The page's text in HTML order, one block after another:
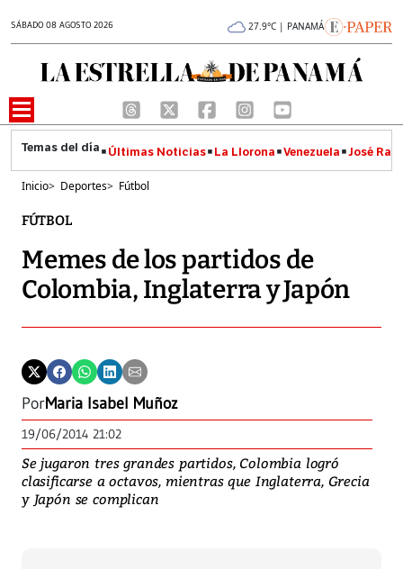
SÁBADO 08 AGOSTO 2026 27.9°C | PANAMÁ
Últimas Noticias La Llorona Venezuela José
Inicio> Deportes> Fútbol
FÚTBOL
Memes de los partidos de
Colombia, Inglaterra y Japón
PorMaria Isabel Muñoz
19/06/2014 21:02
Se jugaron tres grandes partidos, Colombia logró
clasificarse a octavos, mientras que Inglaterra, Grecia
y Japón se complican